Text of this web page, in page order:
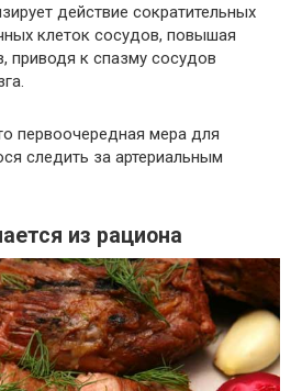
действие сократительных
клеток сосудов, повышая
приводя к спазму сосудов
первоочередная мера для
следить за артериальным
из рациона